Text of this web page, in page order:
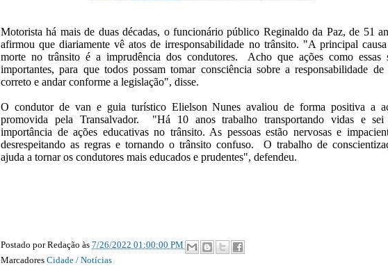
Motorista há mais de duas décadas, o funcionário público Reginaldo da Paz, de 51
afirmou que diariamente vê atos de irresponsabilidade no trânsito. "A principal
morte no trânsito é a imprudência dos condutores. Acho que ações como essas
importantes, para que todos possam tomar consciência sobre a responsabilidade de
correto e andar conforme a legislação", disse.
O condutor de van e guia turístico Elielson Nunes avaliou de forma positiva a
promovida pela Transalvador. "Há 10 anos trabalho transportando vidas e sei
importância de ações educativas no trânsito. As pessoas estão nervosas e
desrespeitando as regras e tornando o trânsito confuso. O trabalho de
ajuda a tornar os condutores mais educados e prudentes", defendeu.
Postado porRedação às 7/26/2022 01:00:00 PM
Marcadores Cidade / Notícias